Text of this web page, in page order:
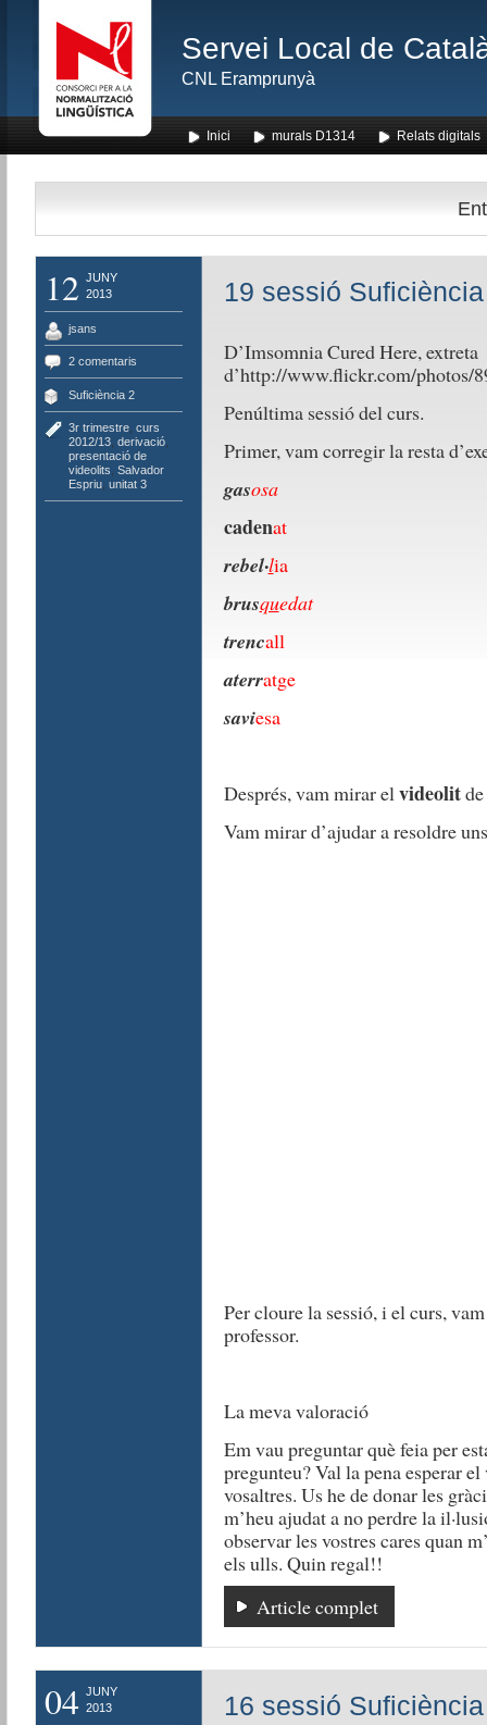
Servei Local de
CNL Eramprunyà
Inici murals D1314 Relats digitals
12 JUNY
2013
jsans
2 comentaris
Suficiència 2
3r trimestre, curs
2012/13, derivació,
presentació de
videolits Salvador
Espriu, unitat 3
19 sessió
D’Imsomnia Cured Here, extreta
d’http://www.flickr.com/photos/
Penúltima sessió del curs.
Primer, vam corregir la resta
gasosa
cadenat
rebel·lia
brusquedat
trencall
aterratge
saviesa
Després, vam mirar elvideolit
Vam mirar d’ajudar a resoldre
Per cloure la sessió, i el curs,
professor.
La meva valoració
Em vau preguntar què feia per
pregunteu? Val la pena esperar
vosaltres. Us he de donar les
m’heu ajudat a no perdre la
observar les vostres cares quan
els ulls. Quin regal!!
Article complet
04 JUNY
2013
16 sessió